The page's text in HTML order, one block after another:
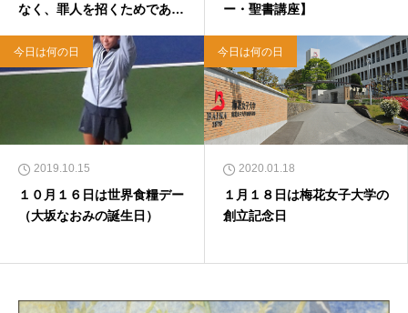
なく、罪人を招くためであ
ー・聖書講座】
今日は何の日
2019.10.15
１０月１６日は世界食糧デー
（大坂なおみの誕生日）
今日は何の日
2020.01.18
１月１８日は梅花女子大学の
創立記念日